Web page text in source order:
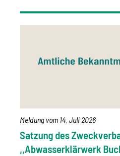
Meldung vom 14. Juli 2026
Satzung des
,,Abwasserklärwerk